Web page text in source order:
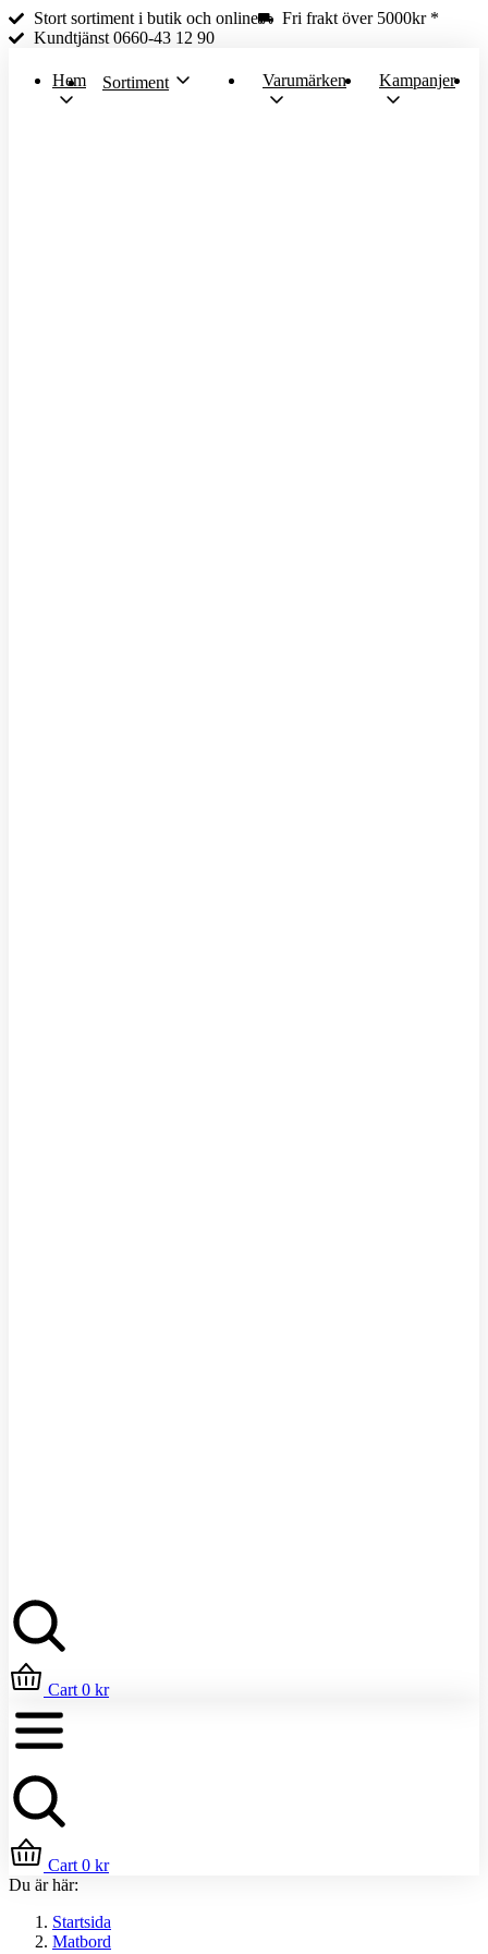
Fullbreddsinnehåll
Stort sortiment i butik och online
Fri frakt över 5000kr *
Kundtjänst 0660-43 12 90
Hem Sortiment Varumärken Kampanjer
Sök
Cart 0 kr
Cart 0 kr
Du är här:
Startsida
Matbord